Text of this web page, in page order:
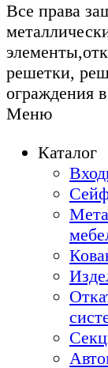
Все права
решетки,
ограждения
Меню
Каталог